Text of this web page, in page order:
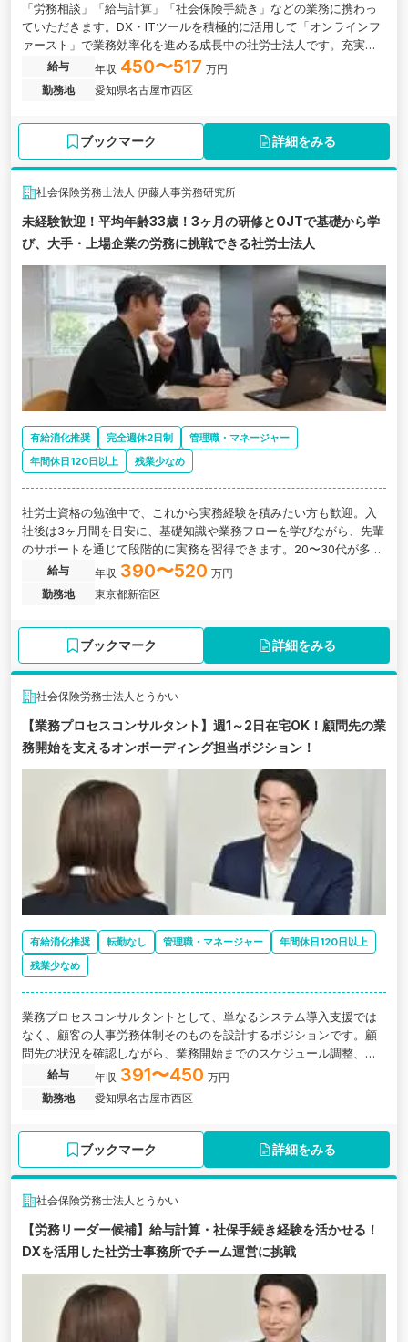
「労務相談」「給与計算」「社会保険手続き」などの業務に携わっ
ていただきます。DX・ITツールを積極的に活用して「オンラインフ
ァースト」で業務効率化を進める成長中の社労士法人です。充実し
た教育体制のもと、事務処理だけでなくシステム導入支援などにも
チャレンジできる環境が整っています。
給与 年収 450〜517 万円
勤務地
愛知県名古屋市西区
ブックマーク 詳細をみる
社会保険労務士法人 伊藤人事労務研究所
未経験歓迎！平均年齢33歳！3ヶ月の研修とOJTで基礎から学
び、大手・上場企業の労務に挑戦できる社労士法人
有給消化推奨 完全週休2日制
管理職・マネージャー
年間休日120日以上
残業少なめ
社労士資格の勉強中で、これから実務経験を積みたい方も歓迎。入
社後は3ヶ月間を目安に、基礎知識や業務フローを学びながら、先輩
のサポートを通じて段階的に実務を習得できます。20〜30代が多く
活躍する環境で、大手・上場企業を含む幅広いクライアントの労務
に携われる社労士法人の求人です。
給与 年収 390〜520 万円
勤務地
東京都新宿区
ブックマーク 詳細をみる
社会保険労務士法人とうかい
【業務プロセスコンサルタント】週1～2日在宅OK！顧問先の業
務開始を支えるオンボーディング担当ポジション！
有給消化推奨 転勤なし 管理職・マネージャー
年間休日120日以上
残業少なめ
業務プロセスコンサルタントとして、単なるシステム導入支援では
なく、顧客の人事労務体制そのものを設計するポジションです。顧
問先の状況を確認しながら、業務開始までのスケジュール調整、必
要情報の回収、クラウドシステムの初期設定、社内担当者への引き
継ぎなどを行います。
給与 年収 391〜450 万円
勤務地
愛知県名古屋市西区
ブックマーク 詳細をみる
社会保険労務士法人とうかい
【労務リーダー候補】給与計算・社保手続き経験を活かせる！
DXを活用した社労士事務所でチーム運営に挑戦